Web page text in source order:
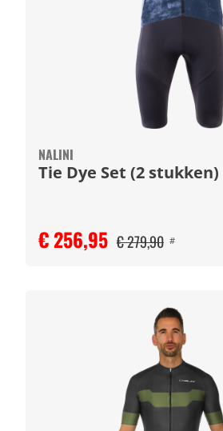
NALINI
Tie Dye Set (2 stukken)
€ 256,95 € 279,90 #